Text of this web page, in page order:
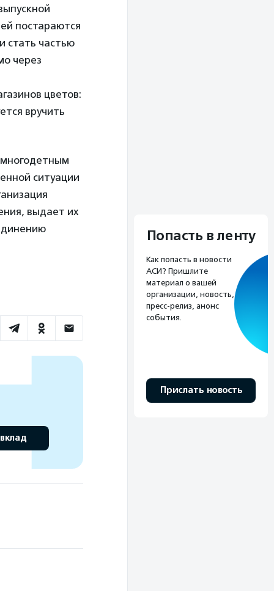
постараются
стать частью
через
цветов:
вручить
ситуации
выдает их
Попасть в ленту
Как попасть в новости
АСИ? Пришлите
материал о вашей
организации, новость,
пресс-релиз, анонс
события.
Прислать новость